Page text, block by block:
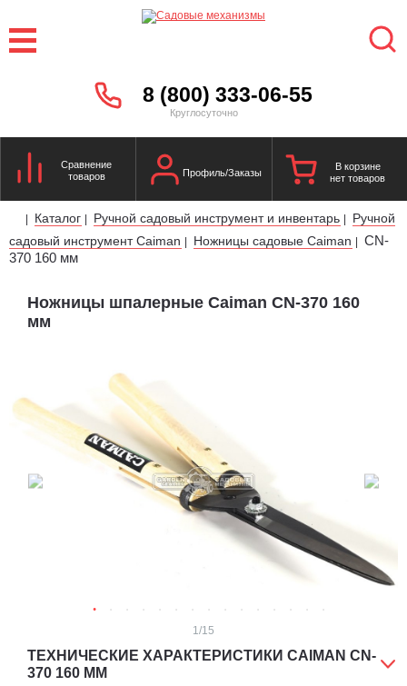
8 (800) 333-06-55
Круглосуточно
Сравнение
товаров
Профиль/Заказы
В корзине
нет товаров
| Каталог | Ручной садовый инструмент и инвентарь |
Ручной
садовый инструмент Caiman | Ножницы садовые Caiman | CN-
370 160 мм
Ножницы шпалерные Caiman CN-370 160
мм
1 /15
ТЕХНИЧЕСКИЕ ХАРАКТЕРИСТИКИ CAIMAN CN-
370 160 ММ